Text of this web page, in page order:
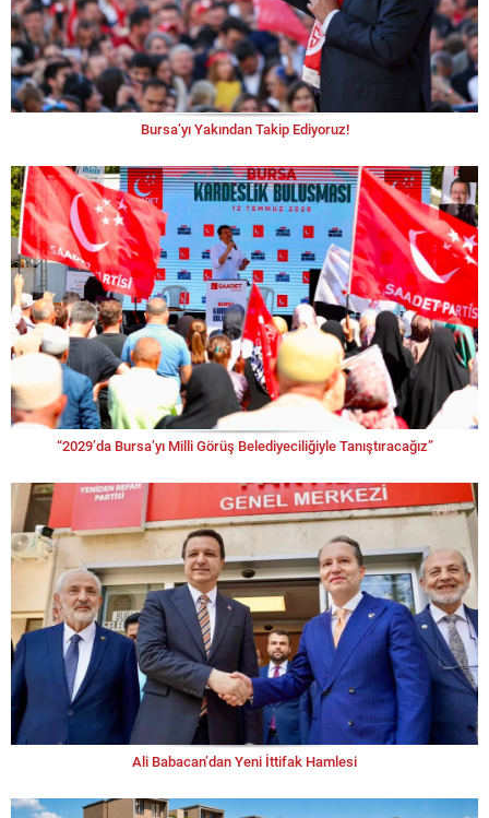
Bursa’yı Yakından Takip Ediyoruz!
“2029’da Bursa’yı Milli Görüş Belediyeciliğiyle Tanıştıracağız”
Ali Babacan’dan Yeni İttifak Hamlesi